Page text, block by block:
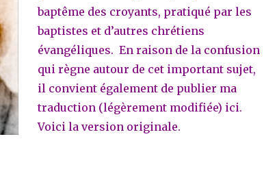
baptême des croyants, pratiqué par les
baptistes et d’autres chrétiens
évangéliques. En raison de la confusion
qui règne autour de cet important sujet,
il convient également de publier ma
traduction (légèrement modifiée) ici.
Voici la version originale.